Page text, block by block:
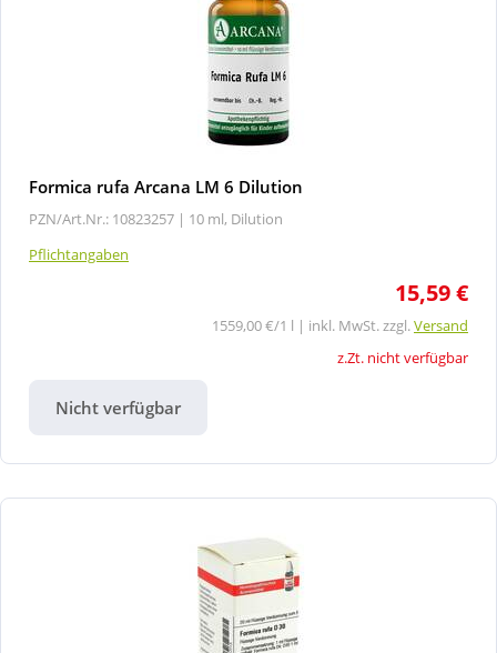
Formica rufa Arcana LM 6 Dilution
PZN/Art.Nr.: 10823257 | 10 ml, Dilution
Pflichtangaben
15,59 €
1559,00 €/1 l | inkl. MwSt. zzgl.Versand
z.Zt. nicht verfügbar
Nicht verfügbar